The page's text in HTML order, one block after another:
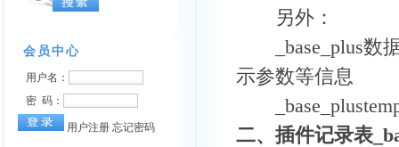
另外：
_base_plus数据
示参数等信息
二、插件记录表